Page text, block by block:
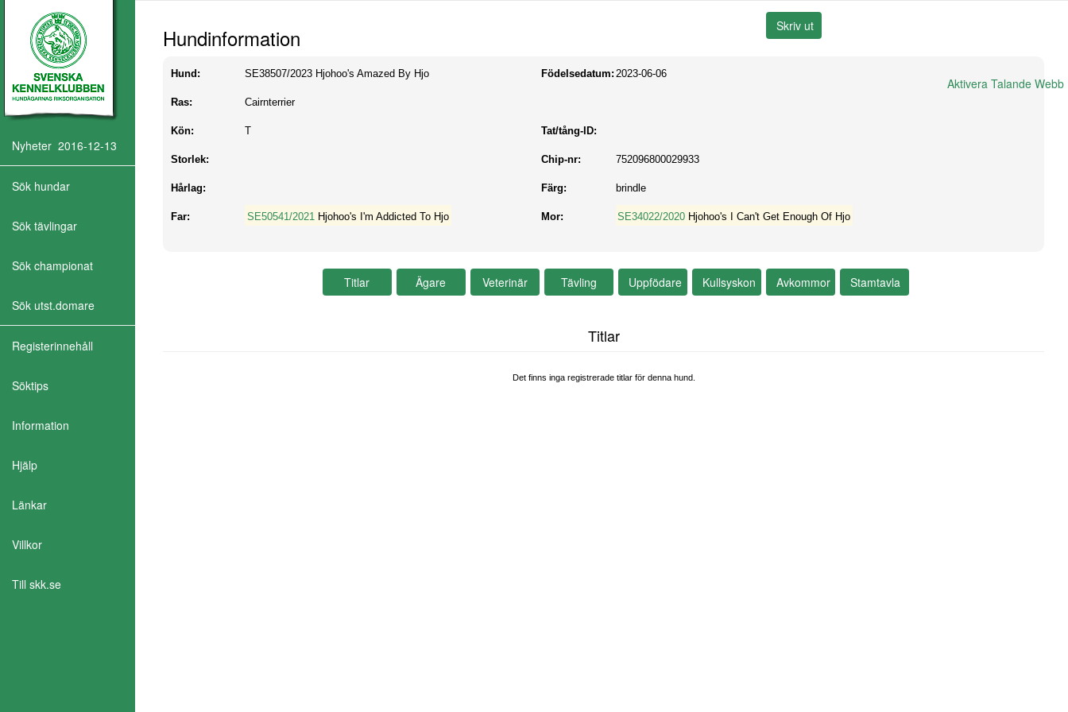
Aktivera Talande Webb
Nyheter 2016-12-13
Sök hundar
Sök tävlingar
Sök championat
Sök utst.domare
Registerinnehåll
Söktips
Information
Hjälp
Länkar
Villkor
Till skk.se
Hundinformation
Hund: SE38507/2023 Hjohoo's Amazed By Hjo Födelsedatum: 2023-06-06
Ras: Cairnterrier
Kön: T Tat/tång-ID:
Storlek: Chip-nr: 752096800029933
Hårlag: Färg: brindle
Far: SE50541/2021 Hjohoo's I'm Addicted To Hjo Mor: SE34022/2020 Hjohoo's I Can't Get Enough Of Hjo
Titlar
Det finns inga registrerade titlar för denna hund.
Aktivera Talande Webb